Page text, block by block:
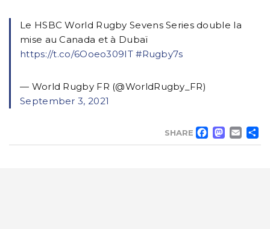
Le HSBC World Rugby Sevens Series double la
mise au Canada et à Dubaï
https://t.co/6Ooeo309IT #Rugby7s
— World Rugby FR (@WorldRugby_FR)
September 3, 2021
SHARE